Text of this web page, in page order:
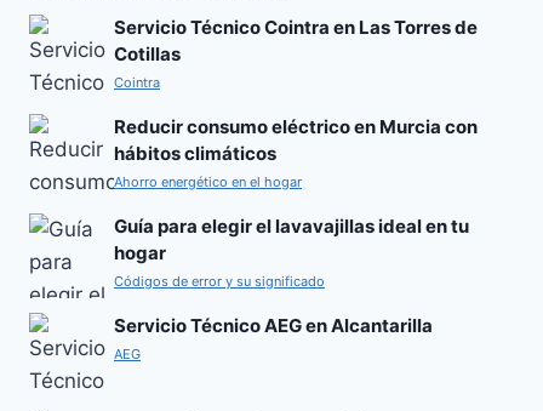
Servicio Técnico Cointra en Las Torres de
Cotillas
Cointra
Reducir consumo eléctrico en Murcia con
hábitos climáticos
Ahorro energético en el hogar
Guía para elegir el lavavajillas ideal en tu
hogar
Códigos de error y su significado
Servicio Técnico AEG en Alcantarilla
AEG